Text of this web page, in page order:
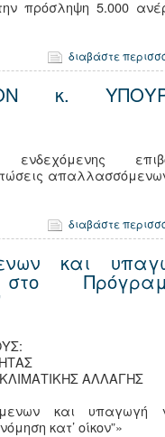
πρόσληψη 5.000
διαβάστε
κ.
διαβάστε
και
ΑΛΛΑΓΗΣ
και υπαγωγή
κατ’ οίκον”»